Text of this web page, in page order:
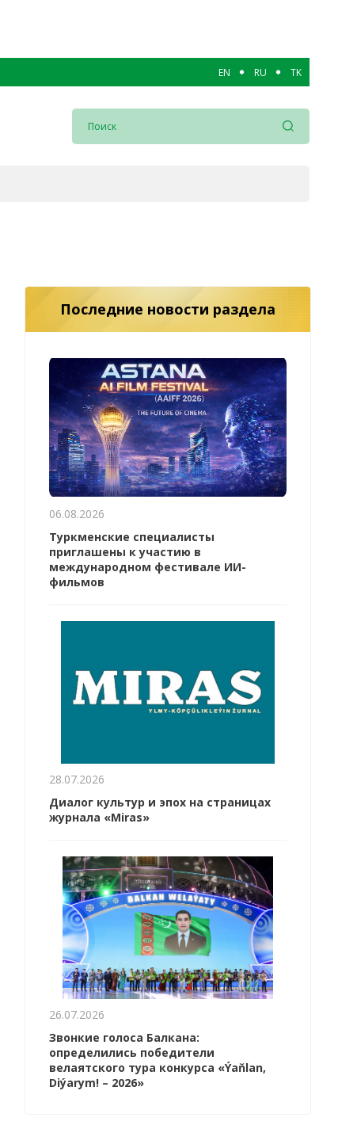
EN RU TK
Последние новости раздела
06.08.2026
Туркменские специалисты
приглашены к участию в
международном фестивале ИИ-
фильмов
28.07.2026
Диалог культур и эпох на страницах
журнала «Miras»
26.07.2026
Звонкие голоса Балкана:
определились победители
велаятского тура конкурса «Ýaňlan,
Diýarym! – 2026»